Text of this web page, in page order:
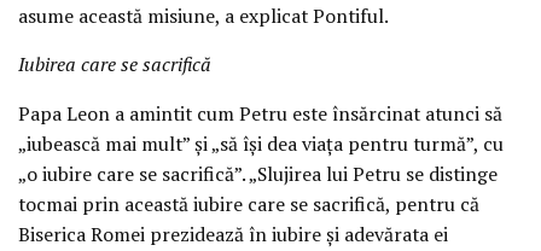
asume această misiune, a explicat Pontiful.
Iubirea care se sacrifică
Papa Leon a amintit cum Petru este însărcinat atunci să
„iubească mai mult” și „să își dea viața pentru turmă”, cu
„o iubire care se sacrifică”. „Slujirea lui Petru se distinge
tocmai prin această iubire care se sacrifică, pentru că
Biserica Romei prezidează în iubire și adevărata ei